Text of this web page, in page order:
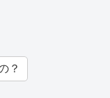
？